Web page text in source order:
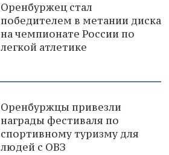
Оренбуржец стал
победителем в метании диска
на чемпионате России по
легкой атлетике
Оренбуржцы привезли
награды фестиваля по
спортивному туризму для
людей с ОВЗ